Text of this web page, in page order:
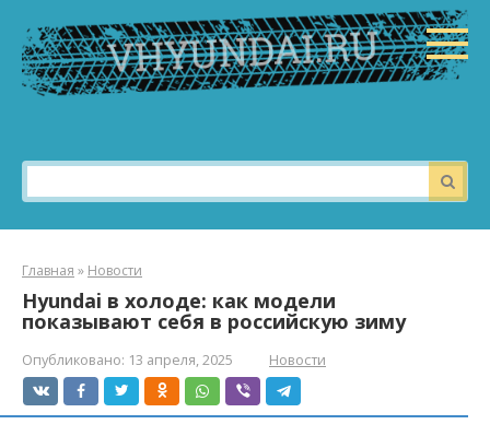
контенту
Поиск:
Главная » Новости
Hyundai в холоде: как модели
показывают себя в российскую зиму
Опубликовано: 13 апреля, 2025 Новости